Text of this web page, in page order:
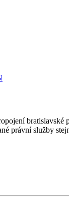
právní služby